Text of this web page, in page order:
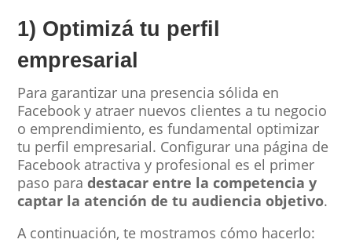
1) Optimizá tu perfil
empresarial
Para garantizar una presencia sólida en
Facebook y atraer nuevos clientes a tu negocio
o emprendimiento, es fundamental optimizar
tu perfil empresarial. Configurar una página de
Facebook atractiva y profesional es el primer
paso paradestacar entre la competencia y
captar la atención de tu audiencia objetivo.
A continuación, te mostramos cómo hacerlo: